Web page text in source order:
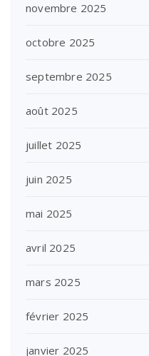
novembre 2025
octobre 2025
septembre 2025
août 2025
juillet 2025
juin 2025
mai 2025
avril 2025
mars 2025
février 2025
janvier 2025